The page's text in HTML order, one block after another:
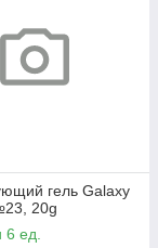
гель Galaxy
20g
ед.